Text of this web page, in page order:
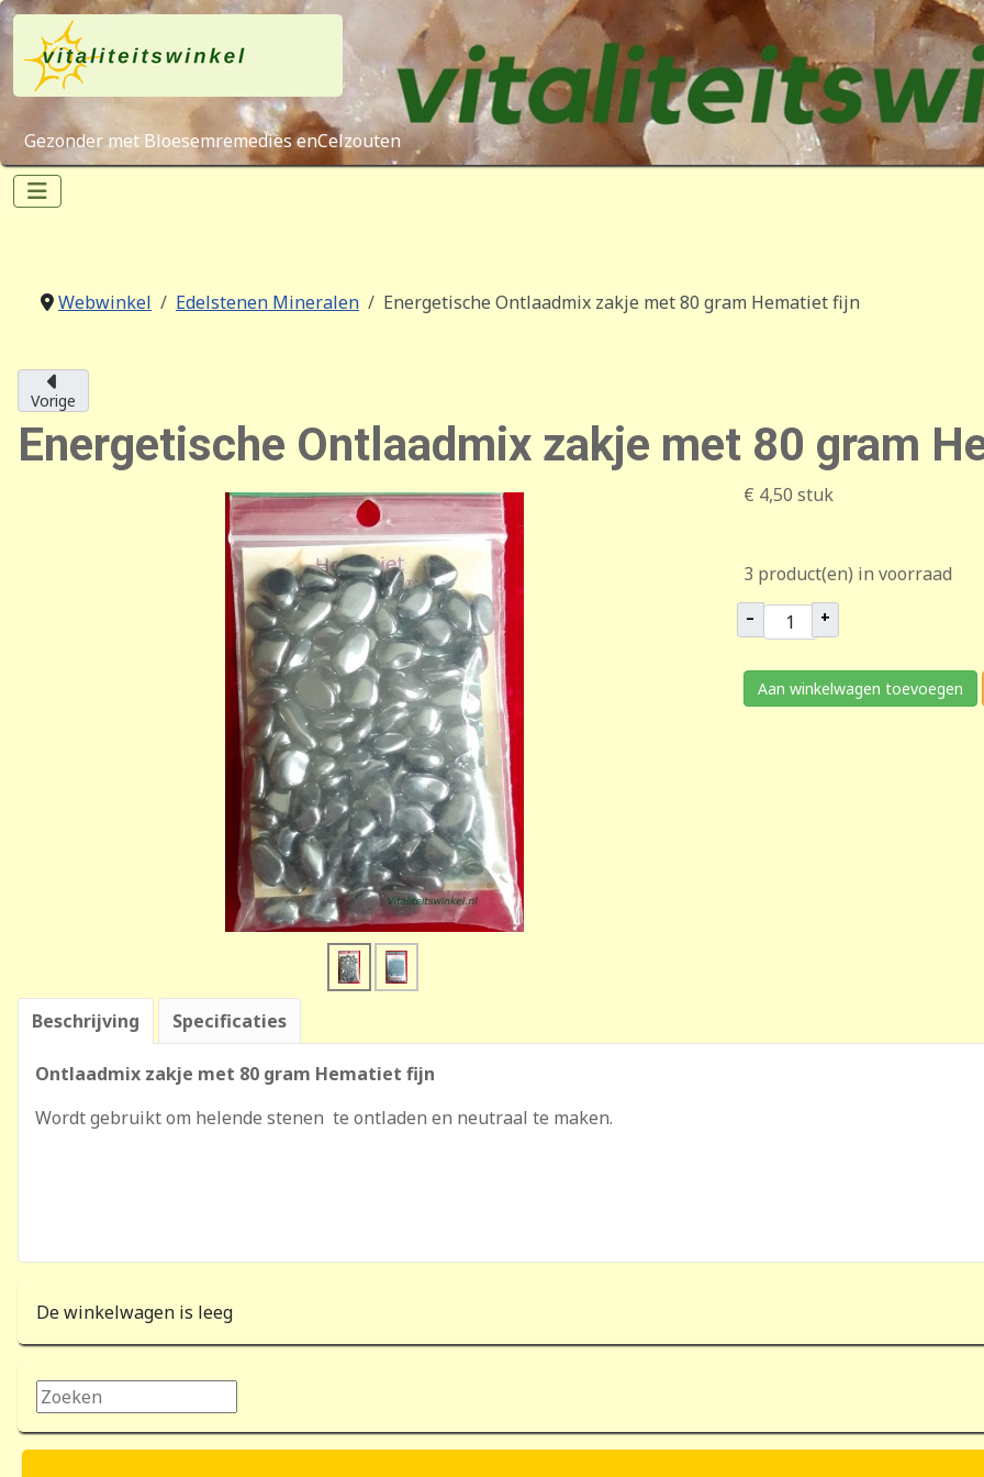
Gezonder met Bloesemremedies enCelzouten
Webwinkel Edelstenen Mineralen Energetische Ontlaadmix zakje met 80 gram Hematiet fijn
Vorige
Energetische Ontlaadmix zakje met 80 gram
€ 4,50 stuk
3 product(en) in voorraad
– +
Aan winkelwagen toevoegen
Beschrijving Specificaties
Ontlaadmix zakje met 80 gram Hematiet fijn
Wordt gebruikt om helende stenen te ontladen en neutraal te maken.
De winkelwagen is leeg
Zoeken...